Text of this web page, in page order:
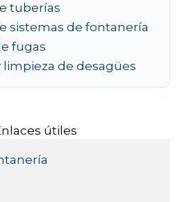
tuberías
sistemas de fontanería
fugas
limpieza de desagües
útiles